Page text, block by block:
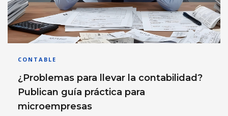
CONTABLE
¿Problemas para llevar la contabilidad?
Publican guía práctica para
microempresas